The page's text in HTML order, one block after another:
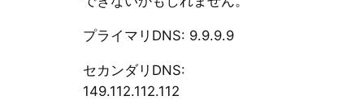
プライマリDNS: 9.9.9.9
セカンダリDNS:
149.112.112.112